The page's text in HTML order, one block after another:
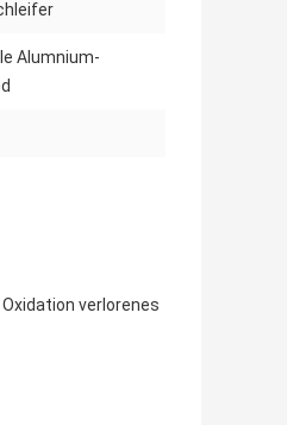
Alumnium-
verlorenes